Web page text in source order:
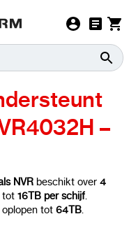
–
NVR beschikt over 4
tot 16TB per schijf.
tot 64TB.